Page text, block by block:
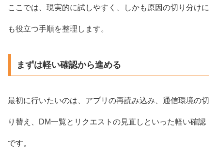
ここでは、現実的に試しやすく、しかも原因の切り分けに
も役立つ手順を整理します。
まずは軽い確認から進める
最初に行いたいのは、アプリの再読み込み、通信環境の切
り替え、DM一覧とリクエストの見直しといった軽い確認
です。